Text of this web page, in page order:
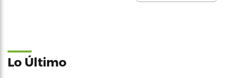
Lo Último